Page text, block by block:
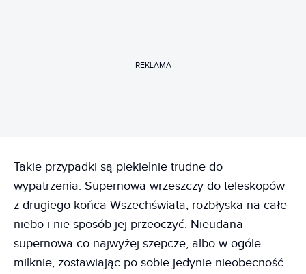
REKLAMA
Takie przypadki są piekielnie trudne do
wypatrzenia. Supernowa wrzeszczy do teleskopów
z drugiego końca Wszechświata, rozbłyska na całe
niebo i nie sposób jej przeoczyć. Nieudana
supernowa co najwyżej szepcze, albo w ogóle
milknie, zostawiając po sobie jedynie nieobecność.